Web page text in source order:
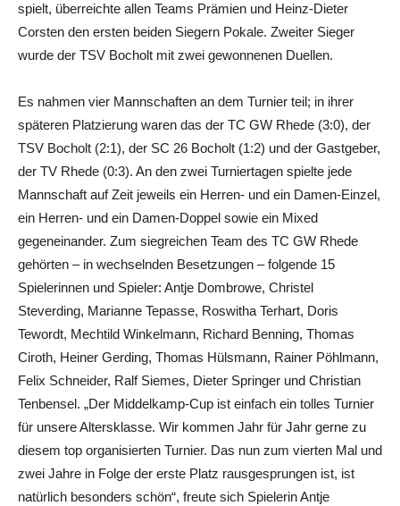
spielt, überreichte allen Teams Prämien und Heinz-Dieter
Corsten den ersten beiden Siegern Pokale. Zweiter Sieger
wurde der TSV Bocholt mit zwei gewonnenen Duellen.
Es nahmen vier Mannschaften an dem Turnier teil; in ihrer
späteren Platzierung waren das der TC GW Rhede (3:0), der
TSV Bocholt (2:1), der SC 26 Bocholt (1:2) und der Gastgeber,
der TV Rhede (0:3). An den zwei Turniertagen spielte jede
Mannschaft auf Zeit jeweils ein Herren- und ein Damen-Einzel,
ein Herren- und ein Damen-Doppel sowie ein Mixed
gegeneinander. Zum siegreichen Team des TC GW Rhede
gehörten – in wechselnden Besetzungen – folgende 15
Spielerinnen und Spieler: Antje Dombrowe, Christel
Steverding, Marianne Tepasse, Roswitha Terhart, Doris
Tewordt, Mechtild Winkelmann, Richard Benning, Thomas
Ciroth, Heiner Gerding, Thomas Hülsmann, Rainer Pöhlmann,
Felix Schneider, Ralf Siemes, Dieter Springer und Christian
Tenbensel. „Der Middelkamp-Cup ist einfach ein tolles Turnier
für unsere Altersklasse. Wir kommen Jahr für Jahr gerne zu
diesem top organisierten Turnier. Das nun zum vierten Mal und
zwei Jahre in Folge der erste Platz rausgesprungen ist, ist
natürlich besonders schön“, freute sich Spielerin Antje